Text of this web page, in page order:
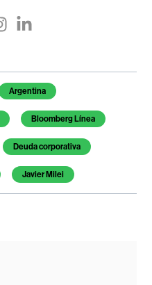
Argentina
Bloomberg Línea
Deuda corporativa
Javier Milei